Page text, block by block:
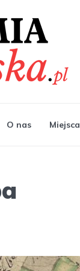
O nas Miejsca